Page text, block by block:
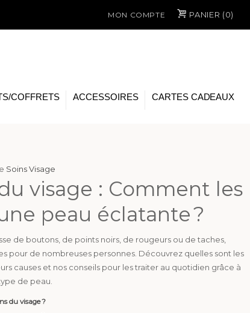
PANIER (0)
MON COMPTE
COFFRETS ACCESSOIRES CARTES CADEAUX
Soins Visage
visage : Comment les
peau éclatante ?
de boutons, de points noirs, de rougeurs ou de taches,
pour de nombreuses personnes. Découvrez quelles sont les
causes et nos conseils pour les traiter au quotidien grâce à
de peau.
du visage ?